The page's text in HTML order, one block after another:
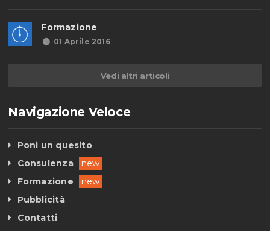
Formazione
01 Aprile 2016
Vedi altri articoli
Navigazione Veloce
Poni un quesito
Consulenza
new
Formazione
new
Pubblicità
Contatti